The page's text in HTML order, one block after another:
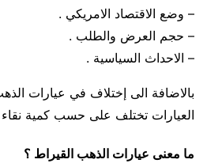
– وضع الاقتصاد الامريكي .
– حجم العرض والطلب .
– الاحداث السياسية .
بالاضافة الى إختلاف في عيارات
العيارات تختلف على حسب كمية
ما معنى عيارات الذهب القيراط ؟